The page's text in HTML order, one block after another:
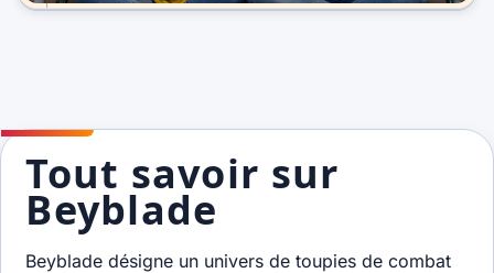
Tout savoir sur
Beyblade
Beyblade désigne un univers de toupies de combat